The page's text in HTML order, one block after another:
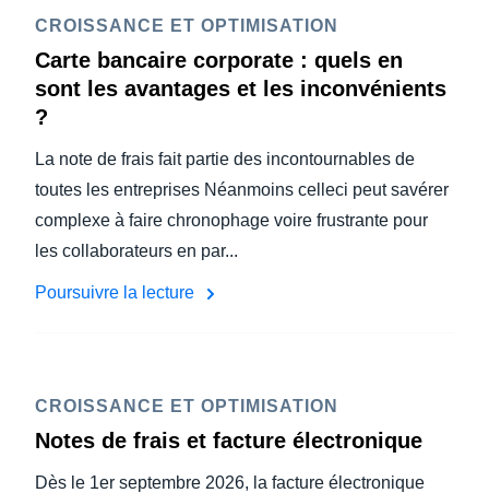
CROISSANCE ET OPTIMISATION
Carte bancaire corporate : quels en
sont les avantages et les inconvénients
?
La note de frais fait partie des incontournables de
toutes les entreprises Néanmoins celleci peut savérer
complexe à faire chronophage voire frustrante pour
les collaborateurs en par...
Poursuivre la lecture
CROISSANCE ET OPTIMISATION
Notes de frais et facture électronique
Dès le 1er septembre 2026, la facture électronique